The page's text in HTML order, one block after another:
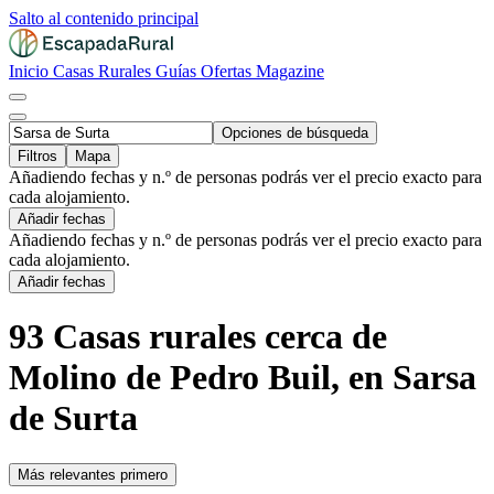
Salto al contenido principal
Inicio Casas Rurales Guías Ofertas Magazine
Opciones de búsqueda
Filtros
Mapa
Añadiendo fechas y n.º de personas podrás ver el precio exacto para
cada alojamiento.
Añadir fechas
Añadiendo fechas y n.º de personas podrás ver el precio exacto para
cada alojamiento.
Añadir fechas
93 Casas rurales cerca de
Molino de Pedro Buil, en Sarsa
de Surta
Más relevantes primero